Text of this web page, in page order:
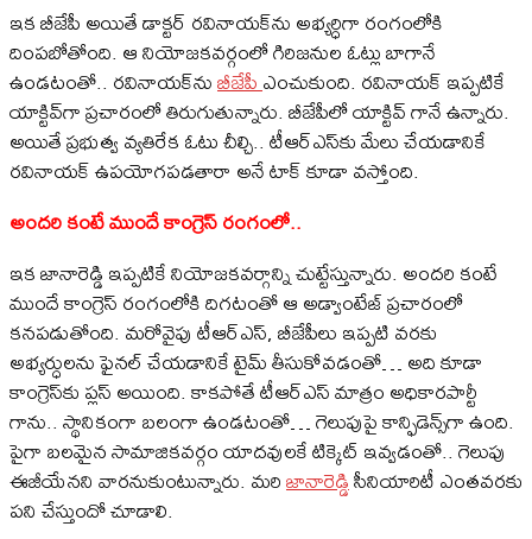
ఇక బీజేపీ అయితే డాక్టర్ రవినాయక్‌ను అభ్యర్ధిగా రంగంలోకి
దింపబోతోంది. ఆ నియోజకవర్గంలో గిరిజనుల ఓట్లు బాగానే
ఉండటంతో.. రవినాయక్‌నుబీజేపీఎంచుకుంది. రవినాయక్ ఇప్పటికే
యాక్టివ్‌గా ప్రచారంలో తిరుగుతున్నారు. బీజేపీలో యాక్టివ్ గానే ఉన్నారు.
అయితే ప్రభుత్వ వ్యతిరేక ఓటు చీల్చి.. టీఆర్ఎస్‌కు మేలు చేయడానికే
రవినాయక్ ఉపయోగపడతారా అనే టాక్ కూడా వస్తోంది.
అందరి కంటే ముందే కాంగ్రెస్ రంగంలో..
ఇక జానారెడ్డి ఇప్పటికే నియోజకవర్గాన్ని చుట్టేస్తున్నారు. అందరి కంటే
ముందే కాంగ్రెస్ రంగంలోకి దిగటంతో ఆ అడ్వాంటేజ్ ప్రచారంలో
కనపడుతోంది. మరోవైపు టీఆర్ఎస్, బీజేపీలు ఇప్పటి వరకు
అభ్యర్ధులను ఫైనల్ చేయడానికే టైమ్ తీసుకోవడంతో… అది కూడా
కాంగ్రెస్‌కు ప్లస్ అయింది. కాకపోతే టీఆర్ఎస్ మాత్రం అధికారపార్టీ
గాను.. స్థానికంగా బలంగా ఉండటంతో… గెలుపుపై కాన్ఫిడెన్స్‌గా ఉంది.
పైగా బలమైన సామాజికవర్గం యాదవులకే టిక్కెట్ ఇవ్వడంతో.. గెలుపు
ఈజీయేనని వారనుకుంటున్నారు. మరిజానారెడ్డిసీనియారిటీ ఎంతవరకు
పని చేస్తుందో చూడాలి.